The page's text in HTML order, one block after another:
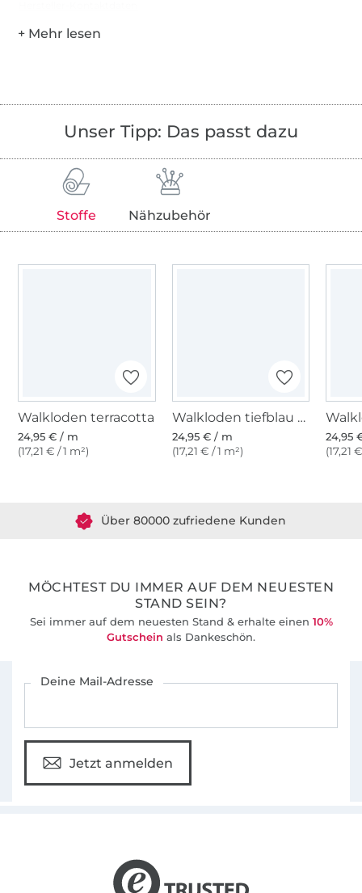
Unser Tipp: Das passt dazu
Stoffe Nähzubehör
Walkloden terracotta
24,95 € / m
(17,21 € / 1 m²)
Walkloden tiefblau meliert
24,95 € / m
(17,21 € / 1 m²)
24,95
(17,21
MÖCHTEST DU IMMER AUF DEM NEUESTEN
STAND SEIN?
Sei immer auf dem neuesten Stand & erhalte einen 10%
Gutschein als Dankeschön.
Deine Mail-Adresse
Jetzt anmelden